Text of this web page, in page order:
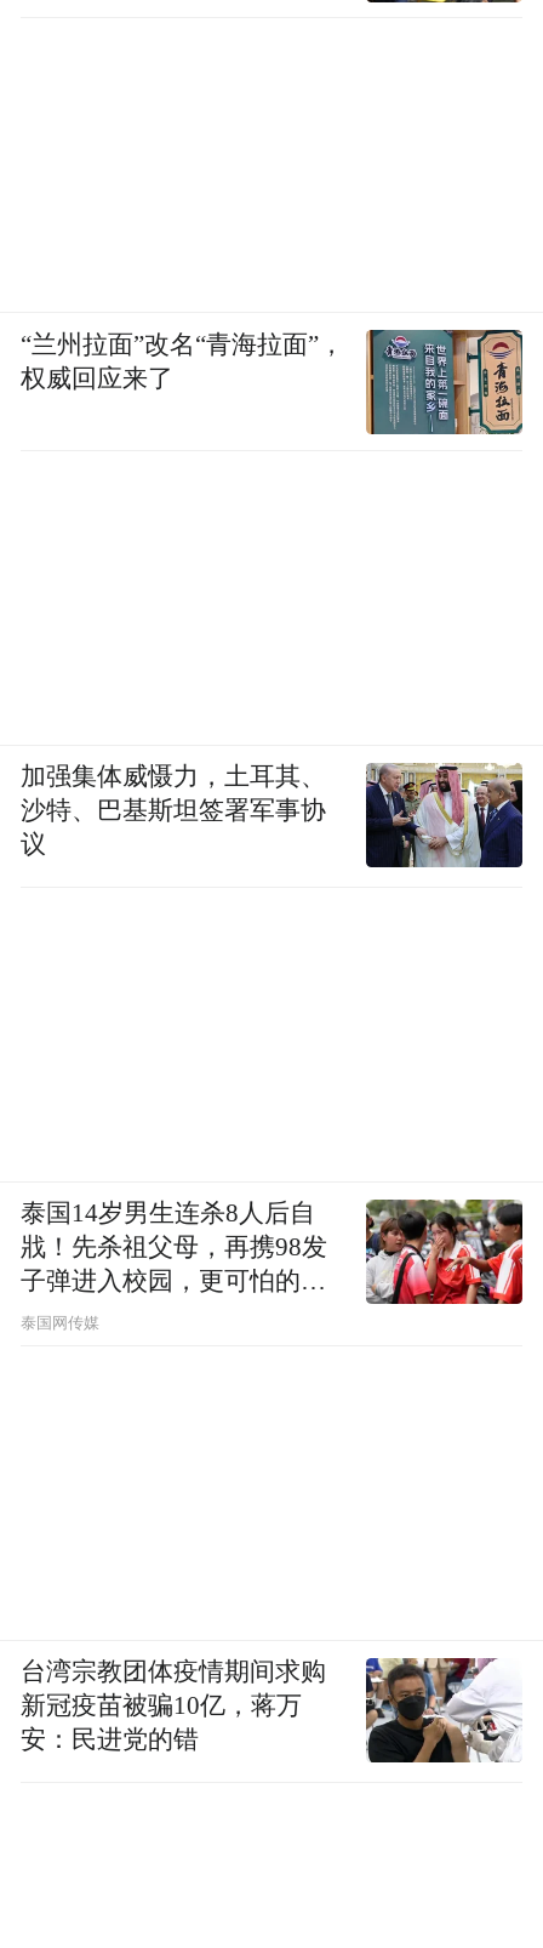
“兰州拉面”改名“青海拉面”，
权威回应来了
加强集体威慑力，土耳其、
沙特、巴基斯坦签署军事协
议
泰国14岁男生连杀8人后自
戕！先杀祖父母，再携98发
子弹进入校园，更可怕的细
节公布了
泰国网传媒
台湾宗教团体疫情期间求购
新冠疫苗被骗10亿，蒋万
安：民进党的错